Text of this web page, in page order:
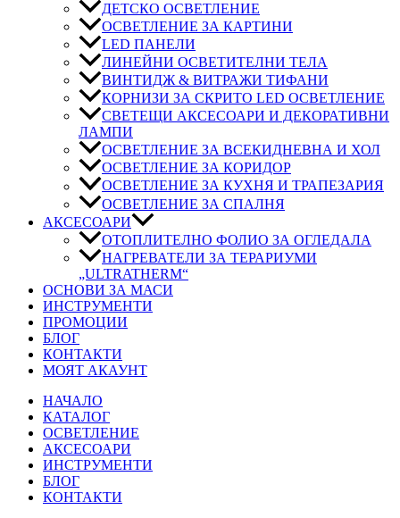
ДЕТСКО ОСВЕТЛЕНИЕ
ОСВЕТЛЕНИЕ ЗА КАРТИНИ
LED ПАНЕЛИ
ЛИНЕЙНИ ОСВЕТИТЕЛНИ ТЕЛА
ВИНТИДЖ & ВИТРАЖИ ТИФАНИ
КОРНИЗИ ЗА СКРИТО LED ОСВЕТЛЕНИЕ
СВЕТЕЩИ АКСЕСОАРИ И ДЕКОРАТИВНИ
ЛАМПИ
ОСВЕТЛЕНИЕ ЗА ВСЕКИДНЕВНА И ХОЛ
ОСВЕТЛЕНИЕ ЗА КОРИДОР
ОСВЕТЛЕНИЕ ЗА КУХНЯ И ТРАПЕЗАРИЯ
ОСВЕТЛЕНИЕ ЗА СПАЛНЯ
АКСЕСОАРИ
ОТОПЛИТЕЛНО ФОЛИО ЗА ОГЛЕДАЛА
НАГРЕВАТЕЛИ ЗА ТЕРАРИУМИ
„ULTRATHERM“
ОСНОВИ ЗА МАСИ
ИНСТРУМЕНТИ
ПРОМОЦИИ
БЛОГ
КОНТАКТИ
МОЯТ АКАУНТ
НАЧАЛО
КАТАЛОГ
ОСВЕТЛЕНИЕ
АКСЕСОАРИ
ИНСТРУМЕНТИ
БЛОГ
КОНТАКТИ